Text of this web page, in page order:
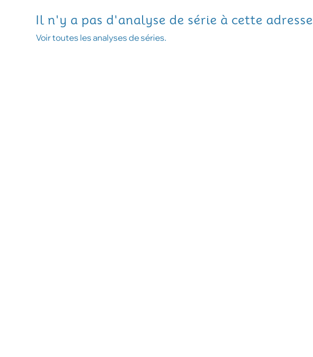
Il n'y a pas d'analyse de série à cette adresse
Voir toutes les analyses de séries.